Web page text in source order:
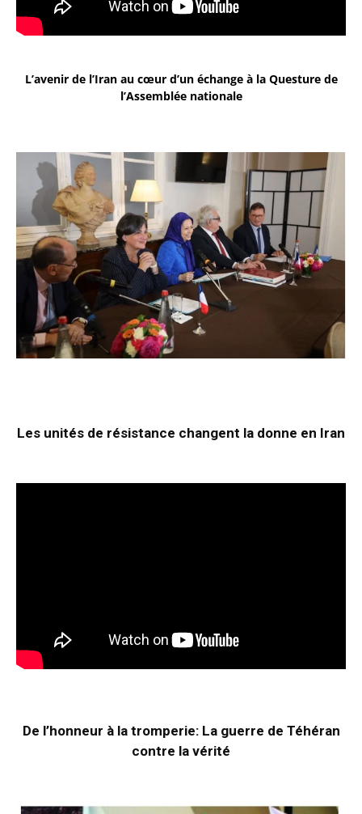
L’avenir de l’Iran au cœur d’un échange à la Questure de
l’Assemblée nationale
Les unités de résistance changent la donne en Iran
De l’honneur à la tromperie: La guerre de Téhéran
contre la vérité